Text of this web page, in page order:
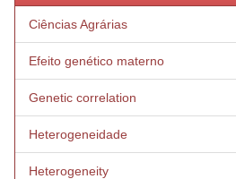
Ciências Agrárias
Efeito genético materno
Genetic correlation
Heterogeneidade
Heterogeneity